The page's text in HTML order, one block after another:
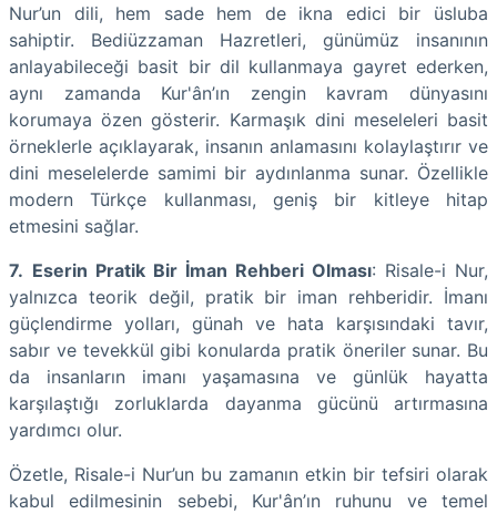
Nur’un dili, hem sade hem de ikna edici bir üsluba
sahiptir. Bediüzzaman Hazretleri, günümüz insanının
anlayabileceği basit bir dil kullanmaya gayret ederken,
aynı zamanda Kur'ân’ın zengin kavram dünyasını
korumaya özen gösterir. Karmaşık dini meseleleri basit
örneklerle açıklayarak, insanın anlamasını kolaylaştırır ve
dini meselelerde samimi bir aydınlanma sunar. Özellikle
modern Türkçe kullanması, geniş bir kitleye hitap
etmesini sağlar.
7. Eserin Pratik Bir İman Rehberi Olması: Risale-i Nur,
yalnızca teorik değil, pratik bir iman rehberidir. İmanı
güçlendirme yolları, günah ve hata karşısındaki tavır,
sabır ve tevekkül gibi konularda pratik öneriler sunar. Bu
da insanların imanı yaşamasına ve günlük hayatta
karşılaştığı zorluklarda dayanma gücünü artırmasına
yardımcı olur.
Özetle, Risale-i Nur’un bu zamanın etkin bir tefsiri olarak
kabul edilmesinin sebebi, Kur'ân’ın ruhunu ve temel